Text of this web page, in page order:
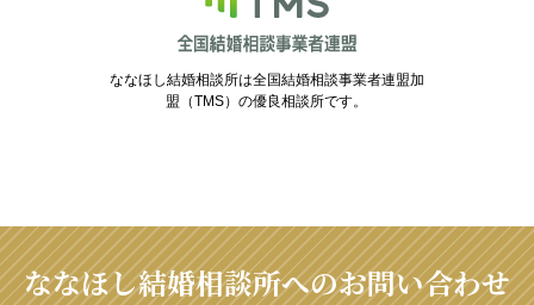
ななほし結婚相談所は全国結婚相談事業者連盟加
盟（TMS）の優良相談所です。
ななほし結婚相談所へのお問い合わせ